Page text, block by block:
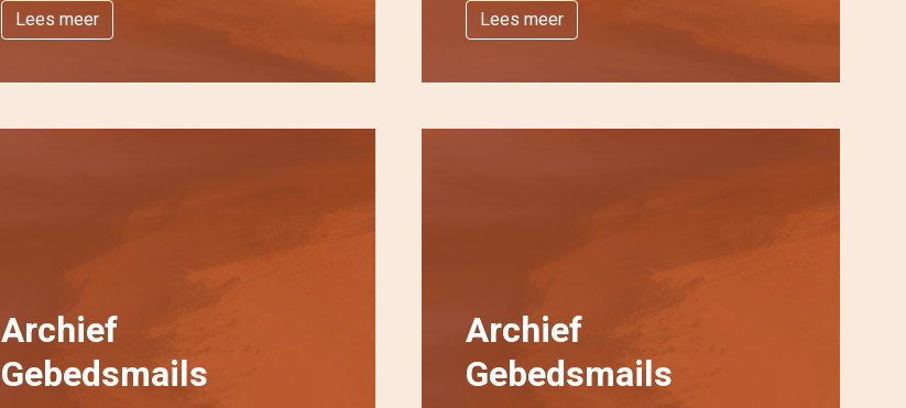
Lees meer Lees meer
Archief
Gebedsmails
Archief
Gebedsmails